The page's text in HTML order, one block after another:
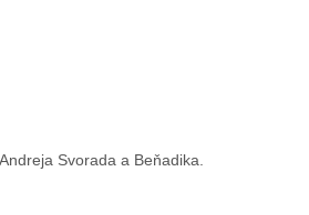
Svorada a Beňadika.